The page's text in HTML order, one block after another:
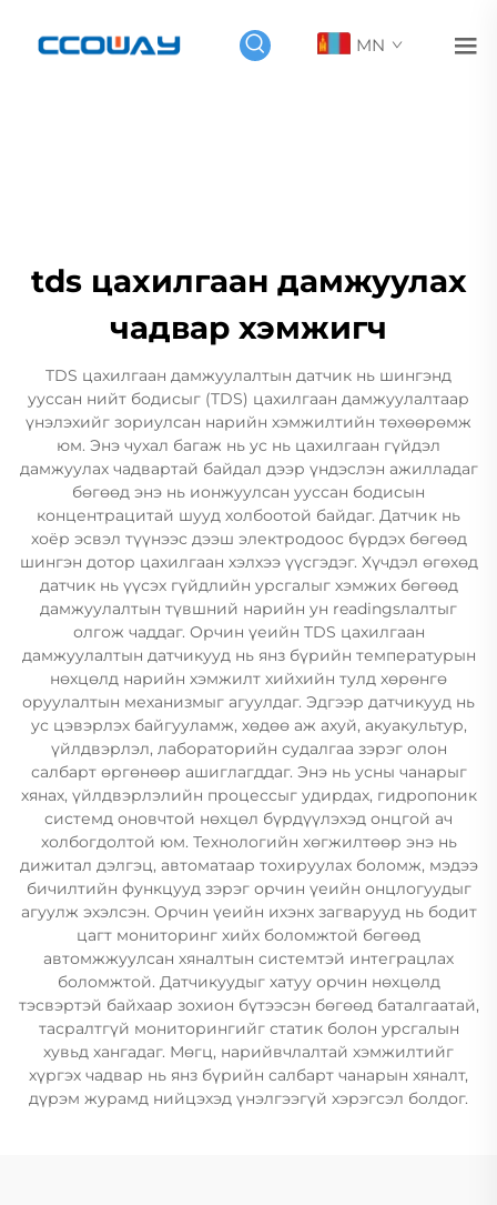
MN
tds цахилгаан дамжуулах
чадвар хэмжигч
TDS цахилгаан дамжуулалтын датчик нь шингэнд
ууссан нийт бодисыг (TDS) цахилгаан дамжуулалтаар
үнэлэхийг зориулсан нарийн хэмжилтийн төхөөрөмж
юм. Энэ чухал багаж нь ус нь цахилгаан гүйдэл
дамжуулах чадвартай байдал дээр үндэслэн ажилладаг
бөгөөд энэ нь ионжуулсан ууссан бодисын
концентрацитай шууд холбоотой байдаг. Датчик нь
хоёр эсвэл түүнээс дээш электродоос бүрдэх бөгөөд
шингэн дотор цахилгаан хэлхээ үүсгэдэг. Хүчдэл өгөхөд
датчик нь үүсэх гүйдлийн урсгалыг хэмжих бөгөөд
дамжуулалтын түвшний нарийн ун readingsлалтыг
олгож чаддаг. Орчин үеийн TDS цахилгаан
дамжуулалтын датчикууд нь янз бүрийн температурын
нөхцөлд нарийн хэмжилт хийхийн тулд хөрөнгө
оруулалтын механизмыг агуулдаг. Эдгээр датчикууд нь
ус цэвэрлэх байгууламж, хөдөө аж ахуй, акуакультур,
үйлдвэрлэл, лабораторийн судалгаа зэрэг олон
салбарт өргөнөөр ашиглагддаг. Энэ нь усны чанарыг
хянах, үйлдвэрлэлийн процессыг удирдах, гидропоник
системд оновчтой нөхцөл бүрдүүлэхэд онцгой ач
холбогдолтой юм. Технологийн хөгжилтөөр энэ нь
дижитал дэлгэц, автоматаар тохируулах боломж, мэдээ
бичилтийн функцууд зэрэг орчин үеийн онцлогуудыг
агуулж эхэлсэн. Орчин үеийн ихэнх загварууд нь бодит
цагт мониторинг хийх боломжтой бөгөөд
автомжжуулсан хяналтын системтэй интеграцлах
боломжтой. Датчикуудыг хатуу орчин нөхцөлд
тэсвэртэй байхаар зохион бүтээсэн бөгөөд баталгаатай,
тасралтгүй мониторингийг статик болон урсгалын
хувьд хангадаг. Мөгц, нарийвчлалтай хэмжилтийг
хүргэх чадвар нь янз бүрийн салбарт чанарын хяналт,
дүрэм журамд нийцэхэд үнэлгээгүй хэрэгсэл болдог.